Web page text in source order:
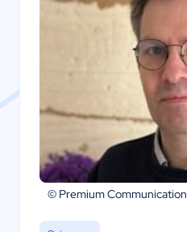
© Premium Communication